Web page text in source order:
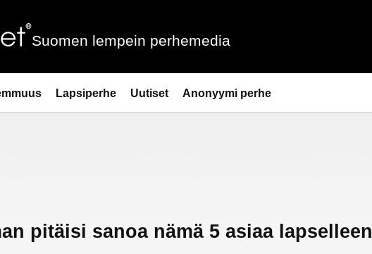
Suomen lempein perhemedia
Lapsiperhe Uutiset Anonyymi perhe
pitäisi sanoa nämä 5 asiaa lapselleen